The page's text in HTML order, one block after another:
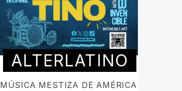
ALTERLATINO
MÚSICA MESTIZA DE AMÉRICA